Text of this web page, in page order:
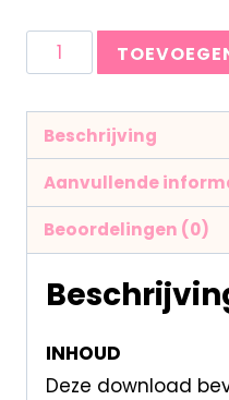
Beschrijving
Aanvullende
Beoordelingen (0)
INHOUD
Deze download